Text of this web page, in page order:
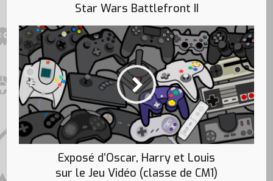
Star Wars Battlefront II
Exposé d’Oscar, Harry et Louis
sur le Jeu Vidéo (classe de CM1)